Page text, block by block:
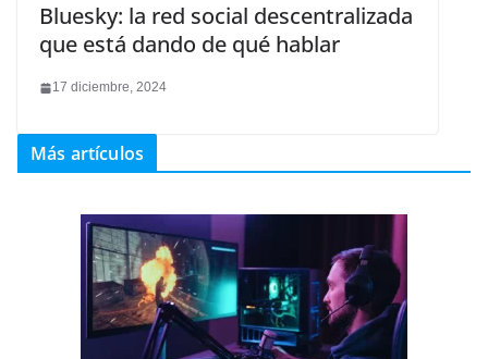
Bluesky: la red social descentralizada
que está dando de qué hablar
17 diciembre, 2024
Más artículos